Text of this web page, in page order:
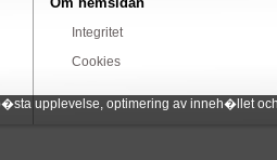
upplevelse, optimering av inneh�llet
Integritet
Cookies